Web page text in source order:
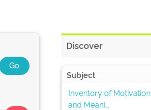
Discover
Subject
Inventory of Motivation
and Meani...